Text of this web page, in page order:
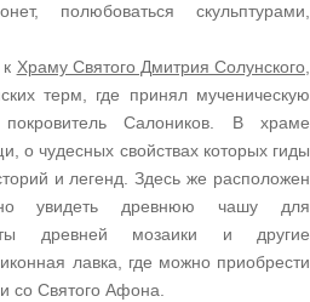
полюбоваться скульптурами,
Храму Святого Дмитрия Солунского
терм, где принял мученическую
Салоников. В храме
о чудесных свойствах которых гиды
и легенд. Здесь же расположен
увидеть древнюю чашу для
древней мозаики и другие
лавка, где можно приобрести
со Святого Афона.